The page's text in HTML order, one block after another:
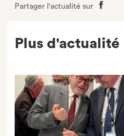
Partager l'actualité sur
Partager
Plus d'actualité